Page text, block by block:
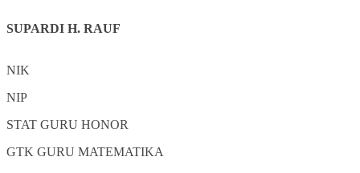
SUPARDI H. RAUF
NIK
NIP
STAT GURU HONOR
GTK GURU MATEMATIKA